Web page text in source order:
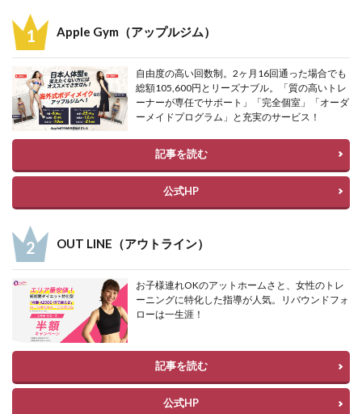
Apple Gym（アップルジム）
自由度の高い回数制。2ヶ月16回通った場合でも
総額105,600円とリーズナブル。「質の高いトレ
ーナーが専任でサポート」「完全個室」「オーダ
ーメイドプログラム」と充実のサービス！
記事を読む
公式HP
OUT LINE（アウトライン）
お子様連れOKのアットホームさと、女性のトレ
ーニングに特化した指導が人気。リバウンドフォ
ローは一生涯！
記事を読む
公式HP